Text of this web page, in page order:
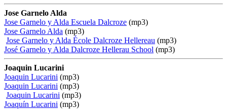
Jose Garnelo Alda
Jose Garnelo y Alda Escuela Dalcroze (mp3)
Jose Garnelo Alda (mp3)
Jose Garnelo y Alda École Dalcroze Hellereau (mp3)
José Garnelo y Alda Dalcroze Hellerau School (mp3)
Joaquin Lucarini
Joaquin Lucarini (mp3)
Joaquin Lucarini (mp3)
Joaquin Lucarini (mp3)
Joaquín Lucarini (mp3)